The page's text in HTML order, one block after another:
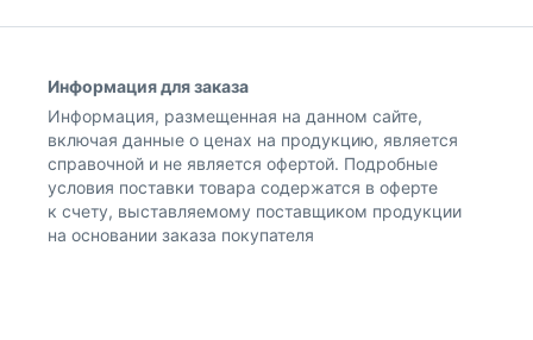
Информация для заказа
Информация, размещенная на данном сайте,
включая данные о ценах на продукцию, является
справочной и не является офертой. Подробные
условия поставки товара содержатся в оферте
к счету, выставляемому поставщиком продукции
на основании заказа покупателя